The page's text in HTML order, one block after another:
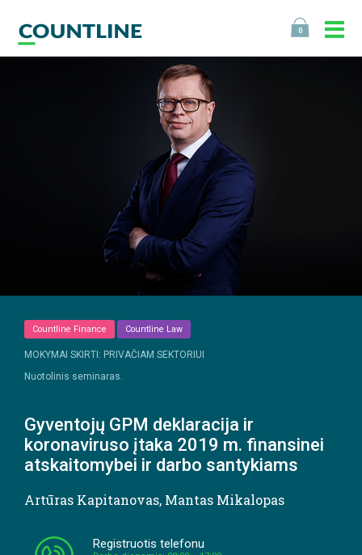
0
Countline Finance Countline Law
MOKYMAI SKIRTI: PRIVAČIAM SEKTORIUI
Nuotolinis seminaras.
Gyventojų GPM deklaracija ir
koronaviruso įtaka 2019 m. finansinei
atskaitomybei ir darbo santykiams
Artūras Kapitanovas, Mantas Mikalopas
Registruotis telefonu